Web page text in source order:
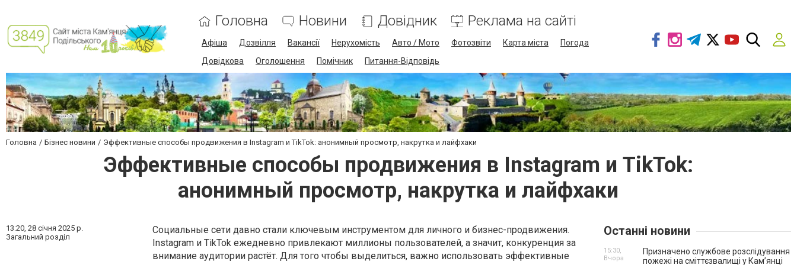
Головна Новини Довідник Реклама на сайті
Афіша Дозвілля Вакансії Нерухомість Авто / Мото Фотозвіти Карта міста
Погода
Довідкова
Оголошення Помічник Питання-Відповідь
Головна Бізнес новини Эффективные способы продвижения в Instagram и TikTok: анонимный просмотр, накрутка и лайфхаки
Эффективные способы продвижения в Instagram и TikTok:
анонимный просмотр, накрутка и лайфхаки
13:20, 28 січня 2025 р.
Загальний розділ
Социальные сети давно стали ключевым инструментом для личного и бизнес-продвижения.
Instagram и TikTok ежедневно привлекают миллионы пользователей, а значит, конкуренция за
внимание аудитории растёт. Для того чтобы выделиться, важно использовать эффективные
Останні новини
Призначено службове розслідування
пожежі на сміттєзвалищі у Кам’янці
15:30,
Вчора